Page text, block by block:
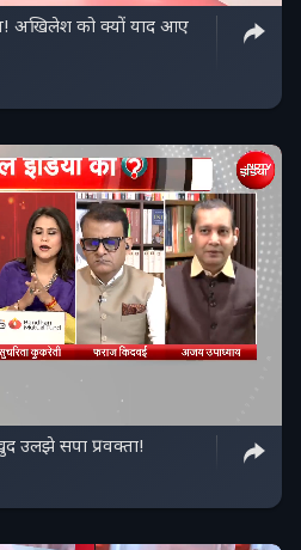
अखिलेश को क्यों याद आए
उलझे सपा प्रवक्ता!